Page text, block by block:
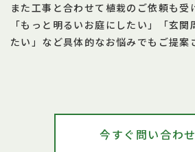
また工事と合わせて植栽のご依頼も受
「もっと明るいお庭にしたい」「玄
たい」など具体的なお悩みでもご提案
今すぐ問い合わ